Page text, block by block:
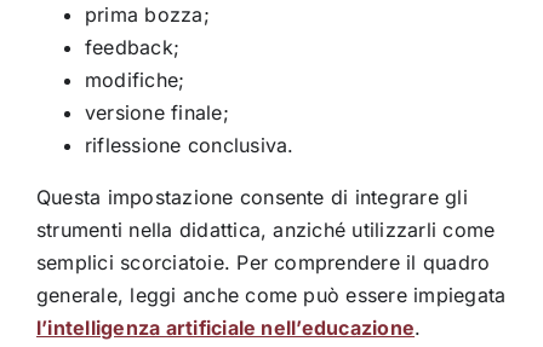
prima bozza;
feedback;
modifiche;
versione finale;
riflessione conclusiva.
Questa impostazione consente di integrare gli
strumenti nella didattica, anziché utilizzarli come
semplici scorciatoie. Per comprendere il quadro
generale, leggi anche come può essere impiegata
l’intelligenza artificiale nell’educazione.